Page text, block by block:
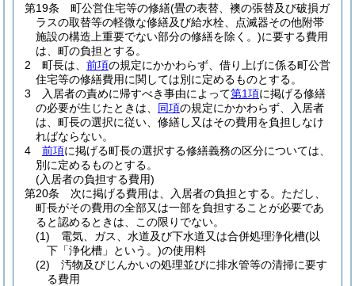
第19条
町公営住宅等の修繕(畳の表替、襖の張替及び破損ガ
ラスの取替等の軽微な修繕及び給水栓、点滅器その他附帯
施設の構造上重要でない部分の修繕を除く。)に要する費用
は、町の負担とする。
2
町長は、 前項の規定にかかわらず、借り上げに係る町公営
住宅等の修繕費用に関しては別に定めるものとする。
3
入居者の責めに帰すべき事由によって第1項に掲げる修繕
の必要が生じたときは、 同項の規定にかかわらず、入居者
は、町長の選択に従い、修繕し又はその費用を負担しなけ
ればならない。
4
前項に掲げる町長の選択する修繕義務の区分については、
別に定めるものとする。
(入居者の負担する費用)
第20条
次に掲げる費用は、入居者の負担とする。 ただし、
町長がその費用の全部又は一部を負担することが必要であ
ると認めるときは、この限りでない。
(1)
電気、ガス、水道及び下水道又は合併処理浄化槽(以
下「浄化槽」という。)の使用料
(2)
汚物及びじんかいの処理並びに排水管等の清掃に要す
る費用